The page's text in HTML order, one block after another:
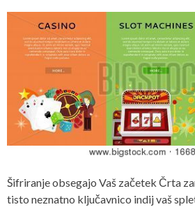
Šifriranje obsegajo Vaš začetek Črta
tisto neznatno ključavnico indij vaš